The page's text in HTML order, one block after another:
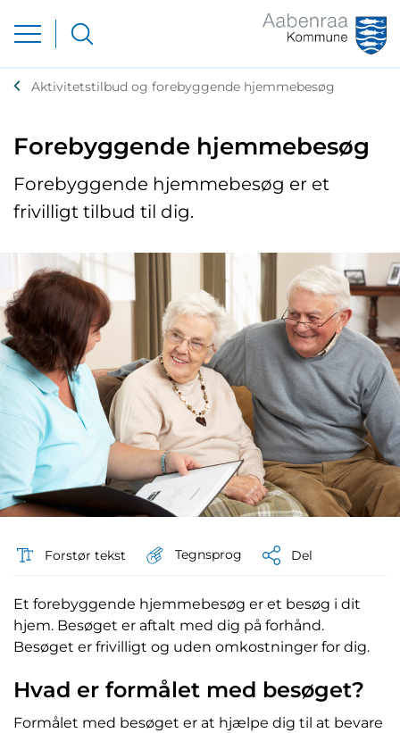
Aktivitetstilbud og forebyggende hjemmebesøg
Forebyggende hjemmebesøg
Forebyggende hjemmebesøg er et
frivilligt tilbud til dig.
Forstør tekst Tegnsprog Del
Et forebyggende hjemmebesøg er et besøg i dit
hjem. Besøget er aftalt med dig på forhånd.
Besøget er frivilligt og uden omkostninger for dig.
Hvad er formålet med besøget?
Formålet med besøget er at hjælpe dig til at bevare